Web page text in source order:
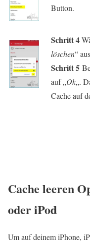
Button.
Schritt 4
löschen“
Schritt 5
auf „Ok„.
Cache auf
Cache leeren
oder iPod
Um auf deinem iPhone,